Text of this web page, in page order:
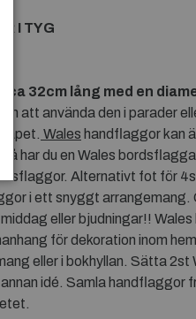
I TYG
ca 32cm lång med en
att använda den i parader
Wales handflaggor kan
har du en Wales
Alternativt fot för
i ett snyggt arrangemang.
eller bjudningar!!
för dekoration inom
eller i bokhyllan. Sätta 2st
idé. Samla handflaggor